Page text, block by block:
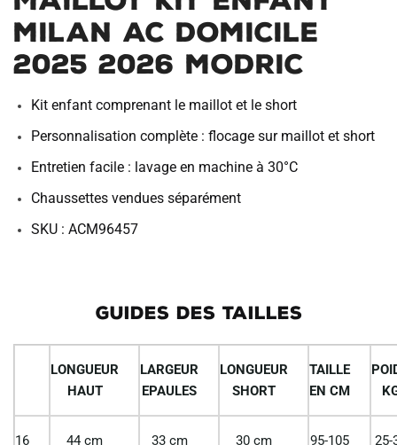
:Milan AC Domicile
2025 2026 Modric
Kit enfant comprenant le maillot et le short
Personnalisation complète : flocage sur maillot et short
Entretien facile : lavage en machine à 30°C
Chaussettes vendues séparément
SKU : ACM96457
GUIDES DES TAILLES
LONGUEUR
HAUT
LARGEUR
EPAULES
LONGUEUR
SHORT
TAILLE
EN CM
16 44 cm 33 cm 30 cm 95-105 25-